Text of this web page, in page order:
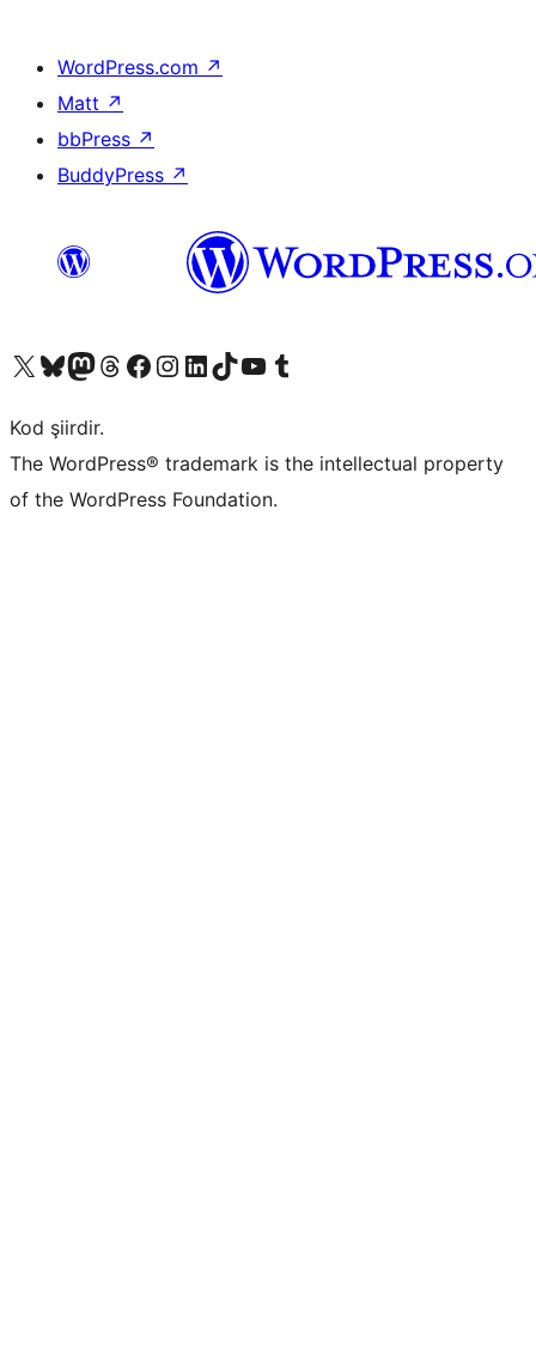
WordPress.com ↗
Matt ↗
bbPress ↗
BuddyPress ↗
X (eski Twitter) hesabımıza bakın
Bluesky hesabımızı ziyaret edinMastodon hesabımızı ziyaret edinThreads hesabımızı ziyaret edinFacebook sayfamızı ziyaret edinInstagram hesabımızı ziyaret edinLinkedIn hesabımızı ziyaret edinTikTok hesabımızı ziyaret edinYouTube kanalımızı ziyaret edinTumblr hesabımızı ziyaret edin
Kod şiirdir.
The WordPress® trademark is the intellectual property
of the WordPress Foundation.